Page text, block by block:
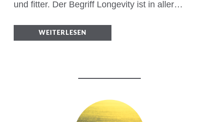
und fitter. Der Begriff Longevity ist in aller…
WEITERLESEN